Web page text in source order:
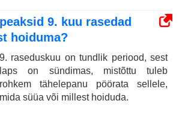
9. kuu rasedad
hoiduma?
9. raseduskuu on tundlik periood, sest
laps on sündimas, mistõttu tuleb
rohkem tähelepanu pöörata sellele,
mida süüa või millest hoiduda.